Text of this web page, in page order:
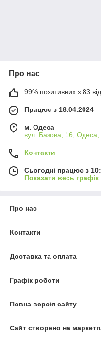
Про нас
99% позитивних з 83
Працює з 18.04.2024
м. Одеса
вул. Базова, 16, Одеса,
Контакти
Сьогодні працює з
Показати весь
Про нас
Контакти
Доставка та оплата
Графік роботи
Повна версія сайту
Сайт створено на